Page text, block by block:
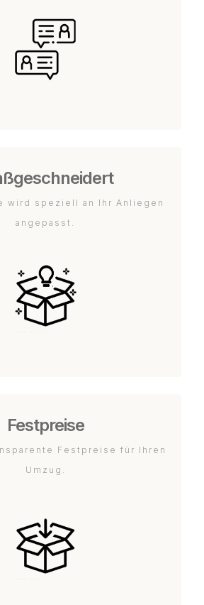
wird speziell an Ihr Anliegen
angepasst.
Festpreise
Festpreise für Ihren
Umzug.